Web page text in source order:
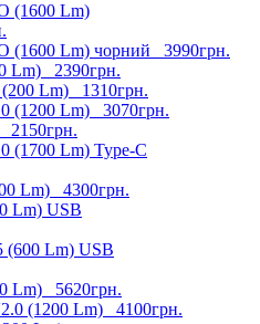
(1600 Lm)
(1600 Lm) чорний 3990грн.
Lm) 2390грн.
(200 Lm) 1310грн.
(1200 Lm) 3070грн.
2150грн.
(1700 Lm) Type-C
Lm) 4300грн.
Lm) USB
(600 Lm) USB
Lm) 5620грн.
(1200 Lm) 4100грн.